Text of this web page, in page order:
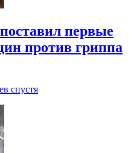
первые
против гриппа
спустя